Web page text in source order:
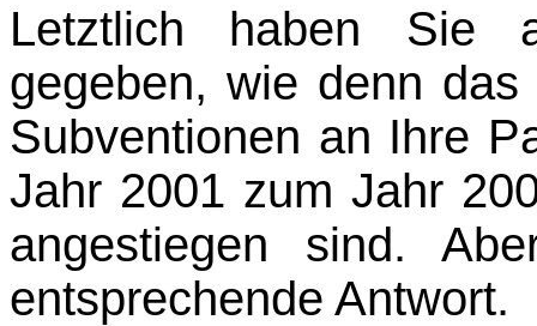
Letztlich haben Sie
gegeben, wie denn
Subventionen an Ihre
Jahr 2001 zum Jahr
angestiegen sind.
entsprechende Antwort.